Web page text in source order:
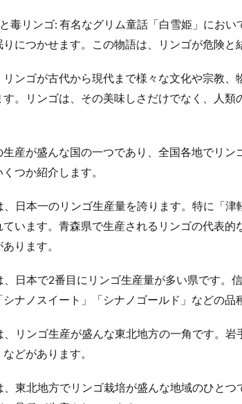
毒リンゴ: 有名なグリム童話「白雪姫」にお
につかせます。この物語は、リンゴが危険と
リンゴが古代から現代まで様々な文化や宗教
す。リンゴは、その美味しさだけでなく、人
生産が盛んな国の一つであり、全国各地でリ
つか紹介します。
、日本一のリンゴ生産量を誇ります。特に「津
います。青森県で生産されるリンゴの代表
ります。
、日本で2番目にリンゴ生産量が多い県です。
ナノスイート」「シナノゴールド」などの品
、リンゴ生産が盛んな東北地方の一角です。
どがあります。
、東北地方でリンゴ栽培が盛んな地域のひと